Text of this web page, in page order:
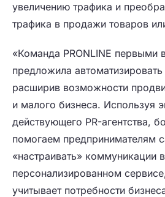
увеличению трафика и
трафика в продажи товаров
«Команда PRONLINE первыми
предложила
расширив возможности
и малого бизнеса. Используя
действующего PR-агентства,
помогаем предпринимателям
«настраивать» коммуникации
персонализированном
учитывает потребности